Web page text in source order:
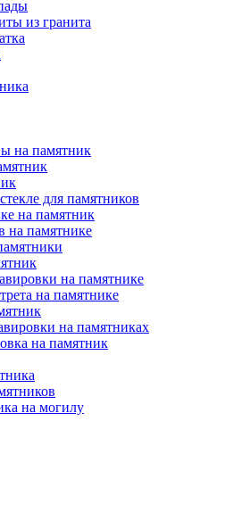
из гранита
на памятник
для памятников
на памятник
на памятнике
на памятнике
на памятнике
на памятниках
на памятник
на могилу